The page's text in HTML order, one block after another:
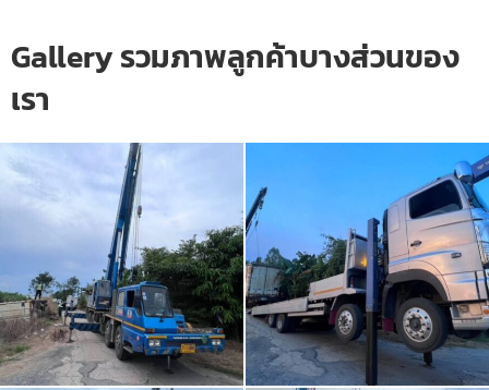
Gallery รวมภาพลูกค้าบางส่วนของ
เรา